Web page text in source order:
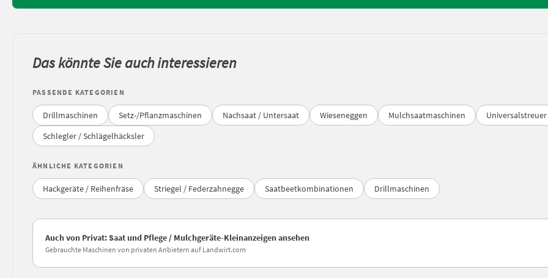
Das könnte Sie auch interessieren
PASSENDE KATEGORIEN
Drillmaschinen Setz-/Pflanzmaschinen Nachsaat / Untersaat Wieseneggen Mulchsaatmaschinen
Universalstreuer
Schlegler / Schlägelhäcksler
ÄHNLICHE KATEGORIEN
Hackgeräte / Reihenfräse Striegel / Federzahnegge Saatbeetkombinationen Drillmaschinen
Auch von Privat: Saat und Pflege / Mulchgeräte-Kleinanzeigen ansehen
Gebrauchte Maschinen von privaten Anbietern auf Landwirt.com